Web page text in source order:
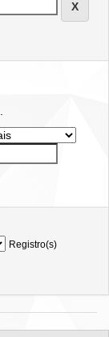
Registro(s)